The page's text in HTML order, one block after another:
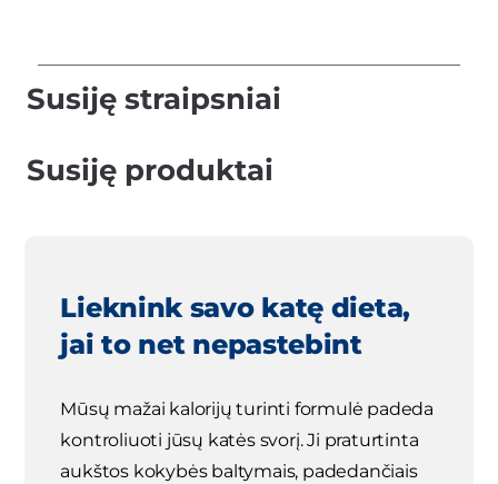
Susiję straipsniai
Susiję produktai
Lieknink savo katę dieta,
jai to net nepastebint
Mūsų mažai kalorijų turinti formulė padeda
kontroliuoti jūsų katės svorį. Ji praturtinta
aukštos kokybės baltymais, padedančiais